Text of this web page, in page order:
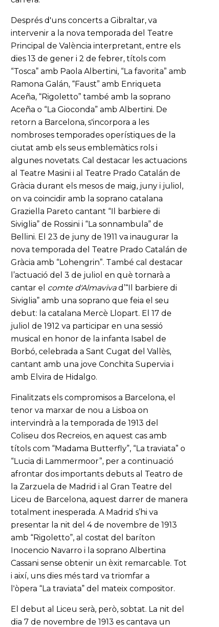
Després d'uns concerts a Gibraltar, va
intervenir a la nova temporada del Teatre
Principal de València interpretant, entre els
dies 13 de gener i 2 de febrer, títols com
“Tosca” amb Paola Albertini, “La favorita” amb
Ramona Galán, “Faust” amb Enriqueta
Aceña, “Rigoletto” també amb la soprano
Aceña o “La Gioconda” amb Albertini. De
retorn a Barcelona, s'incorpora a les
nombroses temporades operístiques de la
ciutat amb els seus emblemàtics rols i
algunes novetats. Cal destacar les actuacions
al Teatre Masini i al Teatre Prado Catalán de
Gràcia durant els mesos de maig, juny i juliol,
on va coincidir amb la soprano catalana
Graziella Pareto cantant “Il barbiere di
Siviglia” de Rossini i “La sonnambula” de
Bellini. El 23 de juny de 1911 va inaugurar la
nova temporada del Teatre Prado Catalán de
Gràcia amb “Lohengrin”. També cal destacar
l’actuació del 3 de juliol en què tornarà a
cantar el comte d'Almavivad’“Il barbiere di
Siviglia” amb una soprano que feia el seu
debut: la catalana Mercè Llopart. El 17 de
juliol de 1912 va participar en una sessió
musical en honor de la infanta Isabel de
Borbó, celebrada a Sant Cugat del Vallès,
cantant amb una jove Conchita Supervia i
amb Elvira de Hidalgo.
Finalitzats els compromisos a Barcelona, el
tenor va marxar de nou a Lisboa on
intervindrà a la temporada de 1913 del
Coliseu dos Recreios, en aquest cas amb
títols com “Madama Butterfly”, “La traviata” o
“Lucia di Lammermoor”, per a continuació
afrontar dos importants debuts al Teatro de
la Zarzuela de Madrid i al Gran Teatre del
Liceu de Barcelona, aquest darrer de manera
totalment inesperada. A Madrid s’hi va
presentar la nit del 4 de novembre de 1913
amb “Rigoletto”, al costat del baríton
Inocencio Navarro i la soprano Albertina
Cassani sense obtenir un èxit remarcable. Tot
i així, uns dies més tard va triomfar a
l'òpera “La traviata” del mateix compositor.
El debut al Liceu serà, però, sobtat. La nit del
dia 7 de novembre de 1913 es cantava un